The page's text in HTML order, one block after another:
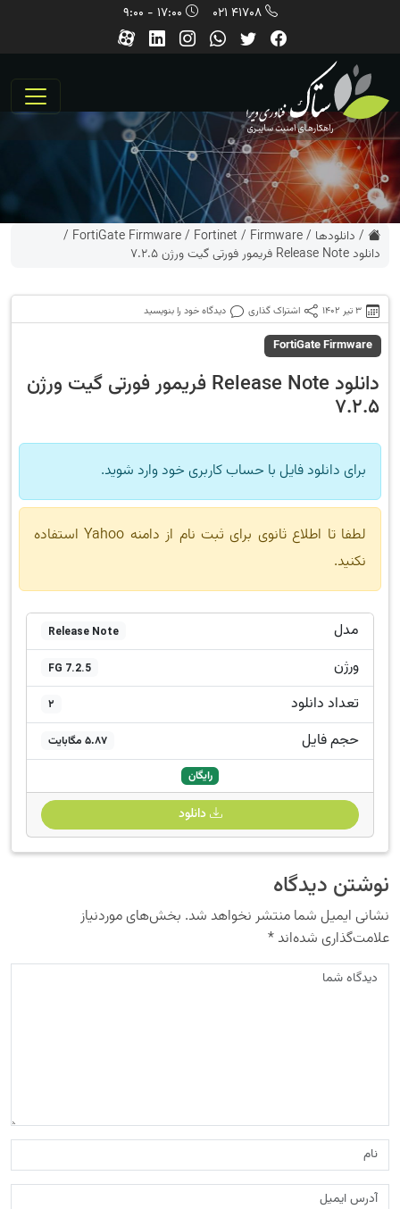
41708 021
/ دانلودها /
Firmware
/
Fortinet
/
FortiGate Firmware
/
دانلود Release Note فریمور فورتی گیت ورژن 7.2.5
3 تیر 1402 اشتراک گذاری دیدگاه خود را بنویسید
FortiGate Firmware
دانلود Release Note فریمور فورتی گیت ورژن
7.2.5
برای دانلود فایل با حساب کاربری خود وارد شوید.
لطفا تا اطلاع ثانوی برای ثبت نام از دامنه Yahoo استفاده
نکنید.
مدل Release Note
ورژن FG 7.2.5
تعداد دانلود 2
حجم فایل 5.87 مگابایت
رایگان
دانلود
نوشتن دیدگاه
نشانی ایمیل شما منتشر نخواهد شد. بخش‌های موردنیاز
علامت‌گذاری شده‌اند*